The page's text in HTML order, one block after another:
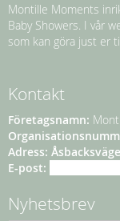
Montille Moments
Baby Showers. I vår
som kan göra just er
Kontakt
Företagsnamn:
Adress:
E-post:
Nyhetsbrev